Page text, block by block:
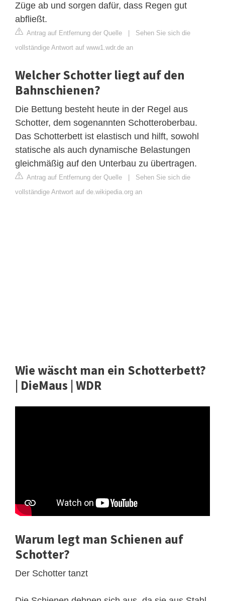
Züge ab und sorgen dafür, dass Regen gut
abfließt.
Antrag auf Entfernung der Quelle
Sehen Sie sich die
vollständige Antwort auf www1.wdr.de an
Welcher Schotter liegt auf den
Bahnschienen?
Die Bettung besteht heute in der Regel aus
Schotter, dem sogenannten Schotteroberbau.
Das Schotterbett ist elastisch und hilft, sowohl
statische als auch dynamische Belastungen
gleichmäßig auf den Unterbau zu übertragen.
Antrag auf Entfernung der Quelle
Sehen Sie sich die
vollständige Antwort auf de.wikipedia.org an
Wie wäscht man ein Schotterbett?
| DieMaus | WDR
Warum legt man Schienen auf
Schotter?
Der Schotter tanzt